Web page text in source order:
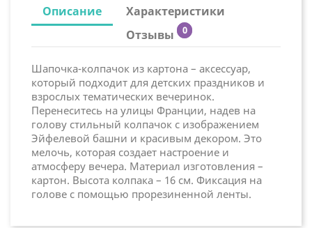
Описание
Характеристики
Отзывы
0
Шапочка-колпачок из картона – аксессуар,
который подходит для детских праздников и
взрослых тематических вечеринок.
Перенеситесь на улицы Франции, надев на
голову стильный колпачок с изображением
Эйфелевой башни и красивым декором. Это
мелочь, которая создает настроение и
атмосферу вечера. Материал изготовления –
картон. Высота колпака – 16 см. Фиксация на
голове с помощью прорезиненной ленты.